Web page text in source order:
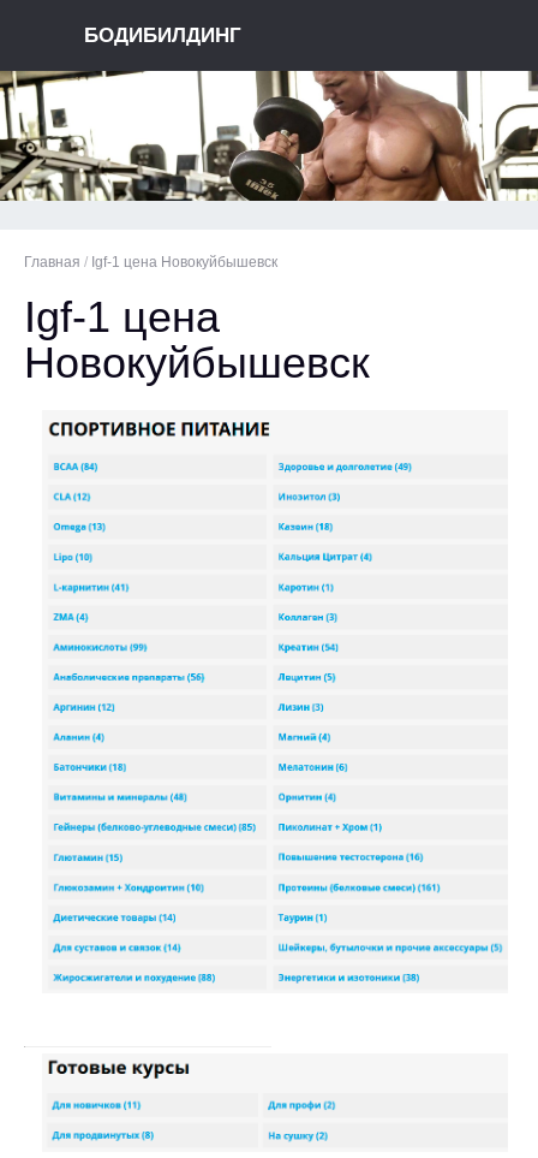
БОДИБИЛДИНГ
Главная / Igf-1 цена Новокуйбышевск
Igf-1 цена
Новокуйбышевск